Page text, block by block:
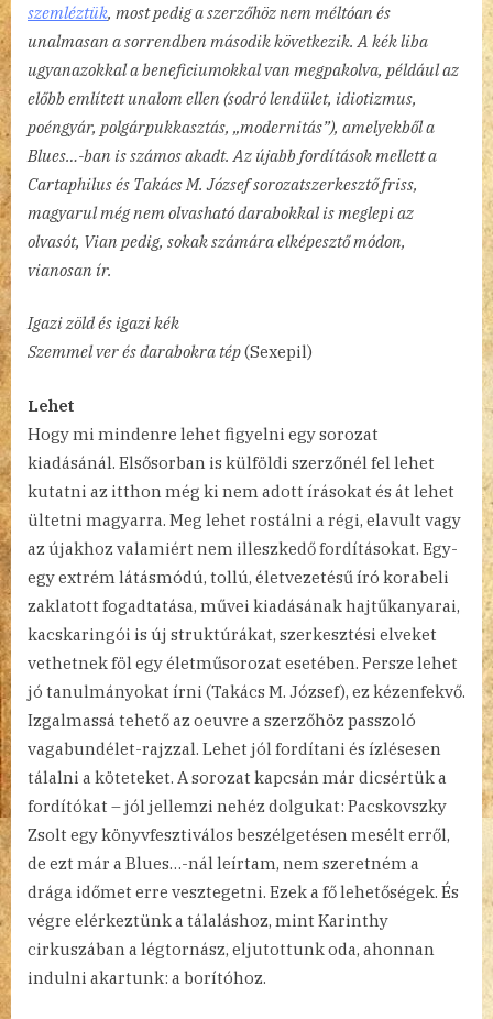
szemléztük, most pedig a szerzőhöz nem méltóan és
unalmasan a sorrendben második következik. A kék liba
ugyanazokkal a beneficiumokkal van megpakolva, például az
előbb említett unalom ellen (sodró lendület, idiotizmus,
poéngyár, polgárpukkasztás, „modernitás”), amelyekből a
Blues…-ban is számos akadt. Az újabb fordítások mellett a
Cartaphilus és Takács M. József sorozatszerkesztő friss,
magyarul még nem olvasható darabokkal is meglepi az
olvasót, Vian pedig, sokak számára elképesztő módon,
vianosan ír.
Igazi zöld és igazi kék
Szemmel ver és darabokra tép(Sexepil)
Lehet
Hogy mi mindenre lehet figyelni egy sorozat
kiadásánál. Elsősorban is külföldi szerzőnél fel lehet
kutatni az itthon még ki nem adott írásokat és át lehet
ültetni magyarra. Meg lehet rostálni a régi, elavult vagy
az újakhoz valamiért nem illeszkedő fordításokat. Egy-
egy extrém látásmódú, tollú, életvezetésű író korabeli
zaklatott fogadtatása, művei kiadásának hajtűkanyarai,
kacskaringói is új struktúrákat, szerkesztési elveket
vethetnek föl egy életműsorozat esetében. Persze lehet
jó tanulmányokat írni (Takács M. József), ez kézenfekvő.
Izgalmassá tehető az oeuvre a szerzőhöz passzoló
vagabundélet-rajzzal. Lehet jól fordítani és ízlésesen
tálalni a köteteket. A sorozat kapcsán már dicsértük a
fordítókat – jól jellemzi nehéz dolgukat: Pacskovszky
Zsolt egy könyvfesztiválos beszélgetésen mesélt erről,
de ezt már a Blues…-nál leírtam, nem szeretném a
drága időmet erre vesztegetni. Ezek a fő lehetőségek. És
végre elérkeztünk a tálaláshoz, mint Karinthy
cirkuszában a légtornász, eljutottunk oda, ahonnan
indulni akartunk: a borítóhoz.